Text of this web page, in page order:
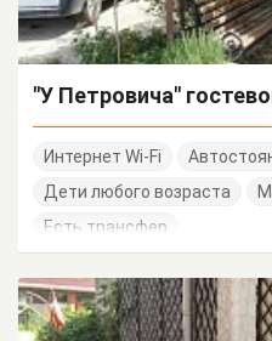
"У Петровича"
Интернет Wi-Fi
Дети любого возраста
Есть трансфер